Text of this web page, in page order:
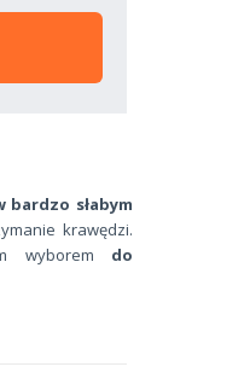
bardzo słabym
krawędzi.
wyborem do